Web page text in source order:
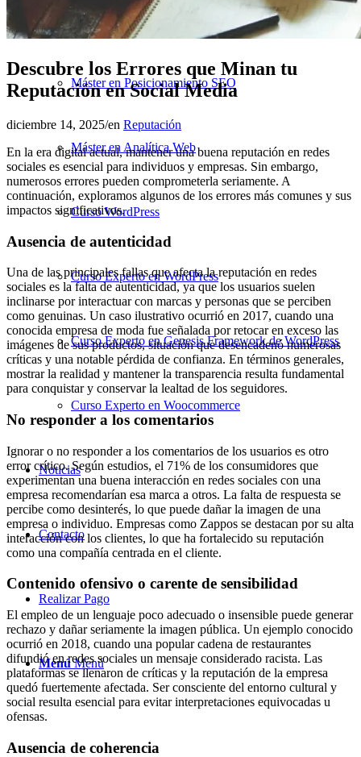
MBA en Negocios Digitales
Máster en Posicionamiento SEO
Máster en Analítica Web
Curso WordPress
Curso Experto en WordPress
Curso Experto en Genesis Framework de WordPress
Curso Experto en Woocommerce
Noticias
Contacto
Realizar Pago
Menú Menú
Descubre los Errores que Minan tu
Reputación en Social Media
diciembre 14, 2025/en Reputación
En la era digital actual, mantener una buena reputación en redes
sociales es esencial para individuos y empresas. Sin embargo,
numerosos errores pueden comprometerla seriamente. A
continuación, exploramos algunos de los errores más comunes y sus
impactos significativos.
Ausencia de autenticidad
Una de las principales fallas que afecta la reputación en redes
sociales es la falta de autenticidad, ya que los usuarios suelen
inclinarse por interactuar con marcas y personas que se perciben
como genuinas. Un caso ilustrativo ocurrió en 2017, cuando una
conocida empresa de moda fue señalada por retocar en exceso las
imágenes de sus productos, situación que desencadenó numerosas
críticas y una notable pérdida de confianza. En términos generales,
mostrar la realidad y mantener la transparencia resulta fundamental
para conquistar y conservar la lealtad de los seguidores.
No responder a los comentarios
Ignorar o no responder a los comentarios de los usuarios es otro
error crítico. Según estudios, el 71% de los consumidores que
experimentan una buena interacción en redes sociales con una
empresa recomendarían esa marca a otros. La falta de respuesta se
percibe como desinterés, lo que puede dañar la imagen de una
empresa o individuo. Empresas como Zappos se destacan por su alta
interacción con los clientes, lo que ha fortalecido su reputación
como una compañía centrada en el cliente.
Contenido ofensivo o carente de sensibilidad
El empleo de un lenguaje poco adecuado o insensible puede generar
rechazo y dañar seriamente la imagen pública. Un ejemplo conocido
ocurrió en 2018, cuando una popular cadena de restaurantes
difundió en redes sociales un mensaje considerado racista. Las
plataformas se llenaron de críticas y la reputación de la empresa
quedó fuertemente afectada. Ser consciente del entorno cultural y
social resulta esencial para evitar interpretaciones equivocadas u
ofensas.
Ausencia de coherencia